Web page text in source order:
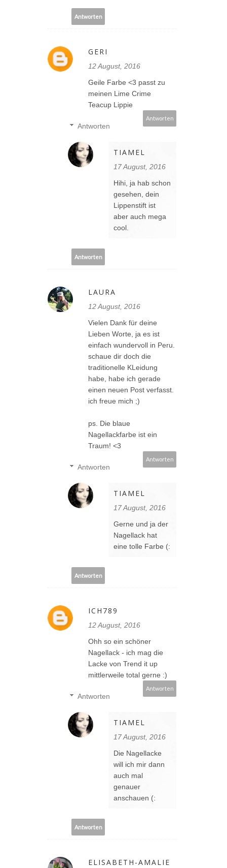
Antworten
GERI
12 August, 2016
Geile Farbe <3 passt zu
meinen Lime Crime
Teacup Lippie
Antworten
Antworten
TIAMEL
17 August, 2016
Hihi, ja hab schon
gesehen, dein
Lippenstift ist
aber auch mega
cool.
Antworten
LAURA
12 August, 2016
Vielen Dank für deine
Lieben Worte, ja es ist
einfach wundervoll in Peru.
schaue dir doch die
traditionelle KLeidung
habe, habe ich gerade
einen neuen Post verfasst.
ich freue mich ;)
ps. Die blaue
Nagellackfarbe ist ein
Traum! <3
Antworten
Antworten
TIAMEL
17 August, 2016
Gerne und ja der
Nagellack hat
eine tolle Farbe (:
Antworten
ICH789
12 August, 2016
Ohh so ein schöner
Nagellack - ich mag die
Lacke von Trend it up
mittlerweile total gerne :)
Antworten
Antworten
TIAMEL
17 August, 2016
Die Nagellacke
will ich mir dann
auch mal
genauer
anschauen (:
Antworten
ELISABETH-AMALIE